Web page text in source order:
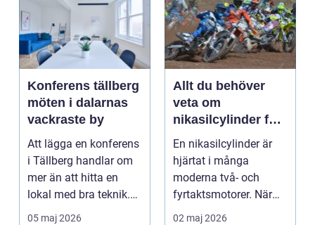
Konferens tällberg
möten i dalarnas
vackraste by
Att lägga en konferens
i Tällberg handlar om
mer än att hitta en
lokal med bra teknik.
Den lilla byn...
05 maj 2026
Allt du behöver
veta om
nikasilcylinder för
motorcykel och
snöskoter
En nikasilcylinder är
hjärtat i många
moderna två- och
fyrtaktsmotorer. När
den fungerar som den
02 maj 2026